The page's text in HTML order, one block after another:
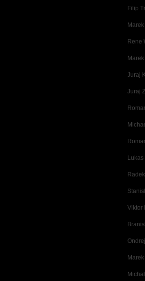
Filip
Rene
Juraj
Juraj
Viktor